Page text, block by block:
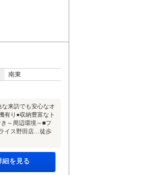
南東
来訪でも安心なオ
有り●収納豊富なト
～周辺環境～■フ
イス野田店…徒歩
細を見る